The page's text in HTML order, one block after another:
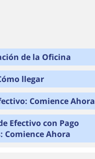
de la Oficina
llegar
Comience Ahora
Efectivo con Pago
Comience Ahora